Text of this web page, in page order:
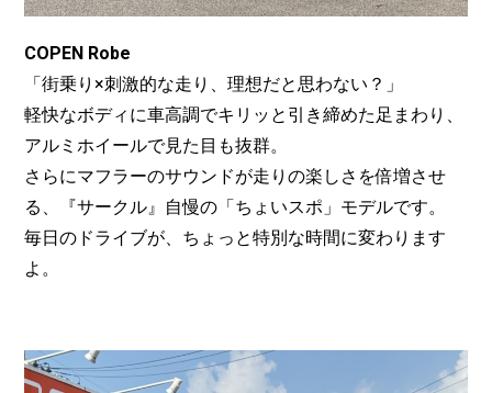
COPEN Robe
「街乗り×刺激的な走り、理想だと思わない？」
軽快なボディに車高調でキリッと引き締めた足まわり、
アルミホイールで見た目も抜群。
さらにマフラーのサウンドが走りの楽しさを倍増させ
る、『サークル』自慢の「ちょいスポ」モデルです。
毎日のドライブが、ちょっと特別な時間に変わります
よ。